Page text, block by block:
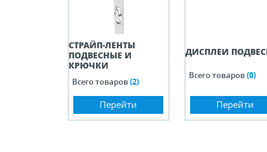
СТРАЙП-ЛЕНТЫ
ПОДВЕСНЫЕ И
КРЮЧКИ
Всего товаров(2)
Перейти
ДИСПЛЕИ
Всего товаров(0)
Перейти